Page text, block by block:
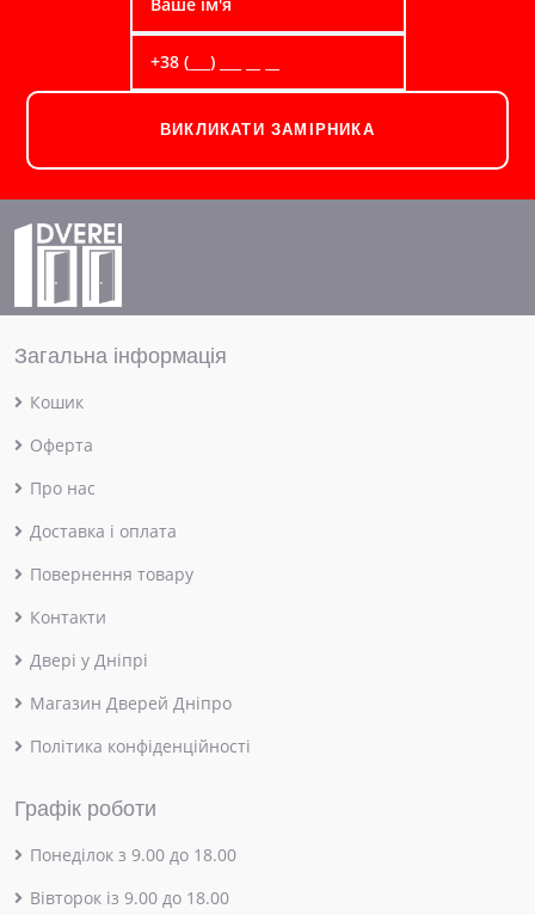
ВИКЛИКАТИ ЗАМІРНИКА
Загальна інформація
Кошик
Оферта
Про нас
Доставка і оплата
Повернення товару
Контакти
Двері у Дніпрі
Магазин Дверей Дніпро
Політика конфіденційності
Графік роботи
Понеділок з 9.00 до 18.00
Вівторок із 9.00 до 18.00